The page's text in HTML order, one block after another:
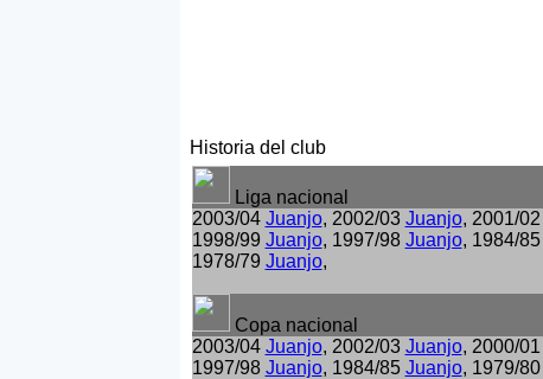
Historia del club
Liga nacional
2003/04 Juanjo, 2002/03 Juanjo, 2001/02
1998/99 Juanjo, 1997/98 Juanjo, 1984/85
1978/79 Juanjo,
Copa nacional
2003/04 Juanjo, 2002/03 Juanjo, 2000/01
1997/98 Juanjo, 1984/85 Juanjo, 1979/80